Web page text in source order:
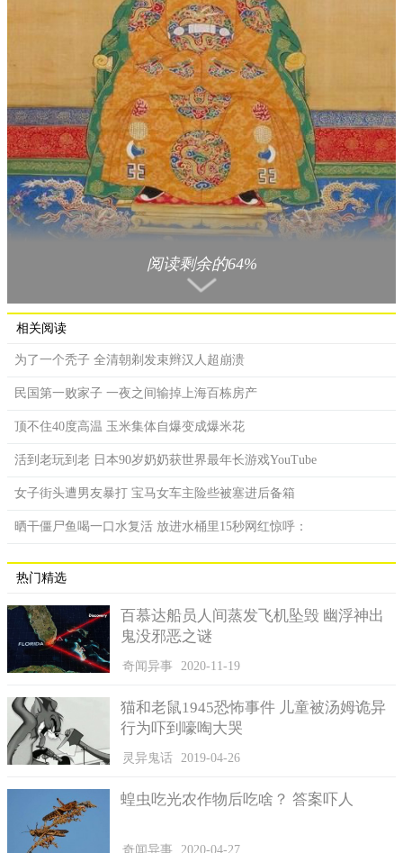
明光宗朱常洛。
朱常洛是明神宗偶然临幸宫女所生，万历九年（1581年），
神宗在其生母李太后的慈宁宫中私幸宫女王氏，后来王氏有孕，
（1582年）八月生子，是为神宗长子，取名常洛。
不过，万历对王氏没有一点感情，所以对自己这个亲生儿子
也没有好感，朱常洛从小缺失父爱，在宫廷里也不受人待见，因
常洛渐渐长大，因为是皇长子，按制度要被立为太子。但是万历
当时，万历帝的皇后无子嗣，王恭妃生子朱常洛，郑贵妃生
子也没有好感，反而因为宠爱郑贵妃，所以想封朱常洵为太子；
朝廷大臣按照明朝册立长子为太子的原则，大多拥戴皇长子朱常
洛，万历帝不断拖延，与群臣争论达15年之久。直到1601年，朱
常洛才被封为太子，而朱常洵被封为福王。
朱常洵被封为福王后，郑贵妃等人不甘心，按理说朱常洵被
封后应该离京到洛阳上任，可是在郑贵妃的要求下，他却迟迟没
有离京，太子朱常洛的地位并不稳固，双方明争暗斗，终于爆发
阅读剩余的64%
相关阅读
为了一个秃子 全清朝剃发束辫汉人超崩溃
民国第一败家子 一夜之间输掉上海百栋房产
顶不住40度高温 玉米集体自爆变成爆米花
活到老玩到老 日本90岁奶奶获世界最年长游戏YouTube
女子街头遭男友暴打 宝马女车主险些被塞进后备箱
晒干僵尸鱼喝一口水复活 放进水桶里15秒网红惊呼：
热门精选
百慕达船员人间蒸发飞机坠毁 幽浮神出
鬼没邪恶之谜
奇闻异事 2020-11-19
猫和老鼠1945恐怖事件 儿童被汤姆诡异
行为吓到嚎啕大哭
灵异鬼话 2019-04-26
蝗虫吃光农作物后吃啥？ 答案吓人
奇闻异事 2020-04-27